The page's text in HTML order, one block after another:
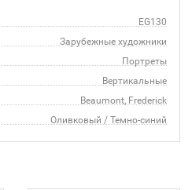
EG130
Зарубежные художники
Портреты
Вертикальные
Beaumont, Frederick
Оливковый / Темно-синий